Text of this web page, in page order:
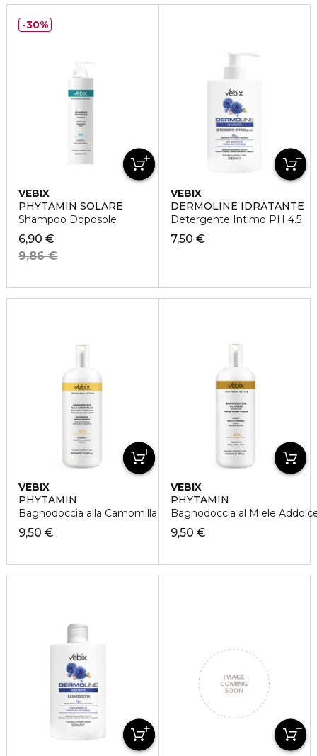
VEBIX
PHYTAMIN SOLARE
Shampoo Doposole
6,90 €
9,86 €
30%
VEBIX
DERMOLINE IDRATANTE
Detergente Intimo PH 4.5
7,50 €
VEBIX
PHYTAMIN
Bagnodoccia alla Camomilla Rilassante e Rinfrescante
9,50 €
VEBIX
PHYTAMIN
Bagnodoccia al Miele
9,50 €